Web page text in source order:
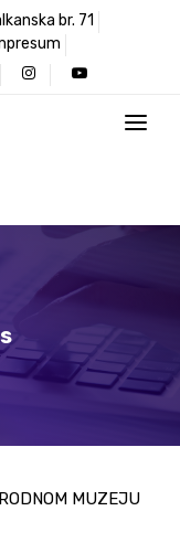
br. 71
MUZEJU